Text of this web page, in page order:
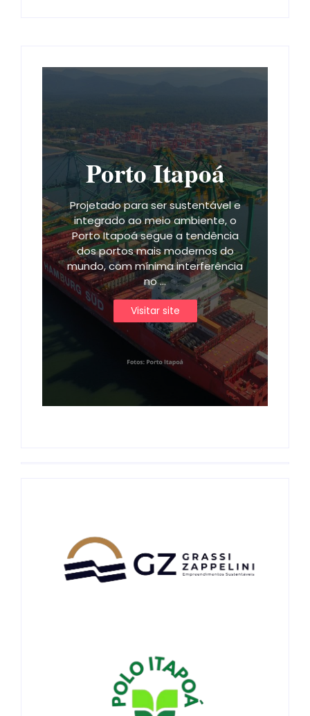
Porto Itapoá
Projetado para ser sustentável e
integrado ao meio ambiente, o
Porto Itapoá segue a tendência
dos portos mais modernos do
mundo, com mínima interferência
no ...
Visitar site